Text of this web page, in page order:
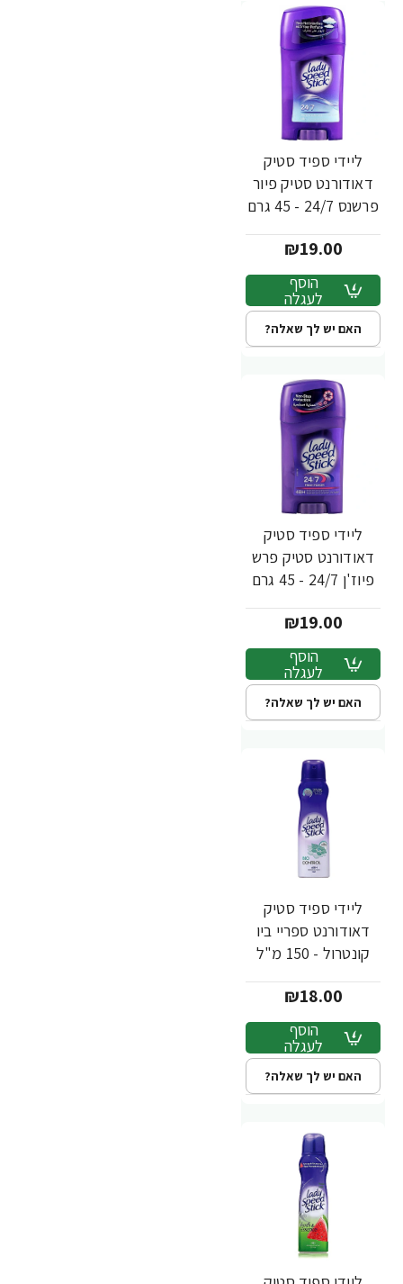
ליידי ספיד סטיק
דאודורנט סטיק פיור
פרשנס 24/7 - 45 גרם
₪19.00
הוסף
לעגלה
האם יש לך שאלה?
ליידי ספיד סטיק
דאודורנט סטיק פרש
פיוז'ן 24/7 - 45 גרם
₪19.00
הוסף
לעגלה
האם יש לך שאלה?
ליידי ספיד סטיק
דאודורנט ספריי ביו
קונטרול - 150 מ"ל
₪18.00
הוסף
לעגלה
האם יש לך שאלה?